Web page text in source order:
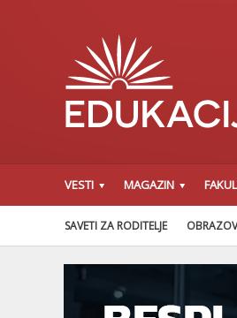
VESTI MAGAZIN
SAVETI ZA RODITELJE